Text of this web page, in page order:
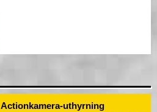
Actionkamera-uthyrning